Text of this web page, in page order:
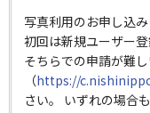
写真利用のお申し込
初回は新規ユーザー登
そちらでの申請が難
（https://
さい。 いずれの場合